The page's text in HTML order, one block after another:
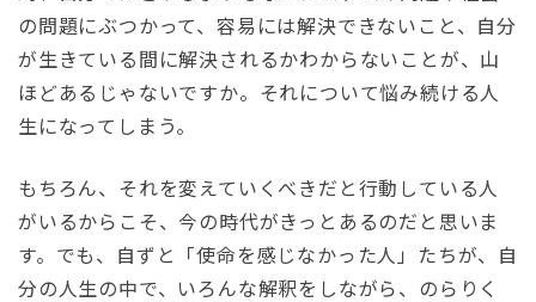
の問題にぶつかって、容易には解決できないこと、自分
が生きている間に解決されるかわからないことが、山
ほどあるじゃないですか。それについて悩み続ける人
生になってしまう。
もちろん、それを変えていくべきだと行動している人
がいるからこそ、今の時代がきっとあるのだと思いま
す。でも、自ずと「使命を感じなかった人」たちが、自
分の人生の中で、いろんな解釈をしながら、のらりく